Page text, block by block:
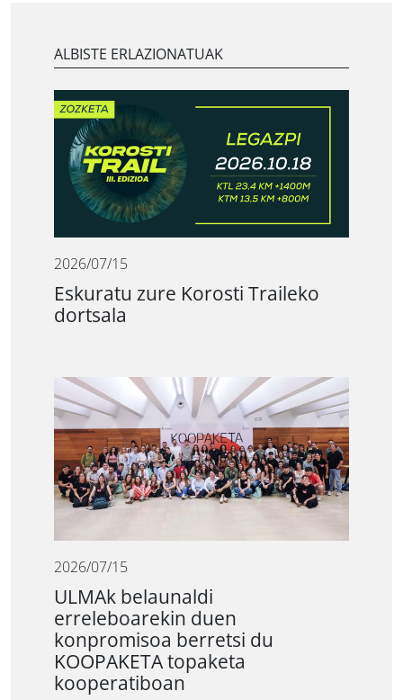
ALBISTE ERLAZIONATUAK
2026/07/15
Eskuratu zure Korosti Traileko
dortsala
2026/07/15
ULMAk belaunaldi
erreleboarekin duen
konpromisoa berretsi du
KOOPAKETA topaketa
kooperatiboan